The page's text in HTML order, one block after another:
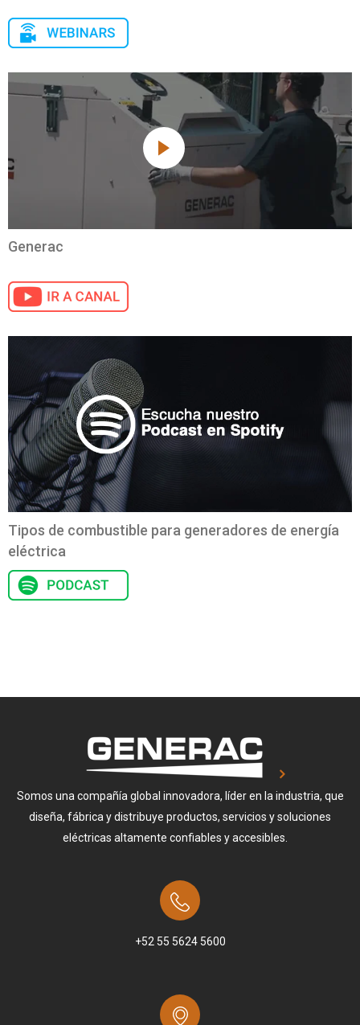
Generac
Tipos de combustible para generadores de energía
eléctrica
Somos una compañía global innovadora, líder en la industria, que
diseña, fábrica y distribuye productos, servicios y soluciones
eléctricas altamente confiables y accesibles.
+52 55 5624 5600